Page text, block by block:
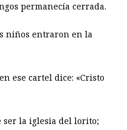
permanecía cerrada.
niños entraron en la
ese cartel dice: «Cristo
ser la iglesia del lorito;